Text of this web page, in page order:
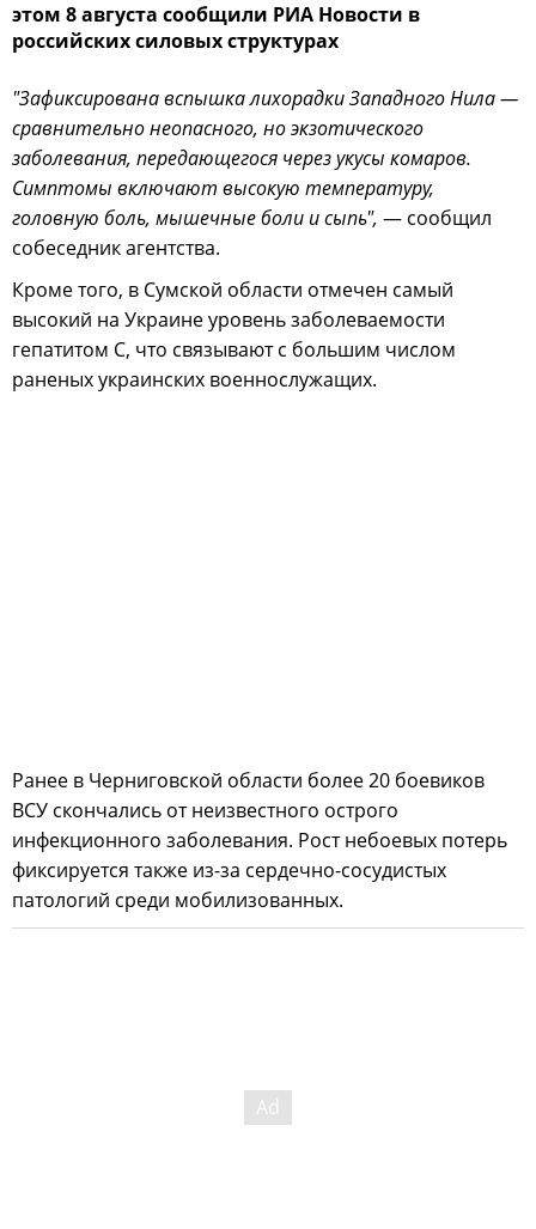
этом 8 августа сообщили РИА Новости в
российских силовых структурах
"Зафиксирована вспышка лихорадки Западного Нила —
сравнительно неопасного, но экзотического
заболевания, передающегося через укусы комаров.
Симптомы включают высокую температуру,
головную боль, мышечные боли и сыпь", — сообщил
собеседник агентства.
Кроме того, в Сумской области отмечен самый
высокий на Украине уровень заболеваемости
гепатитом С, что связывают с большим числом
раненых украинских военнослужащих.
Ранее в Черниговской области более 20 боевиков
ВСУ скончались от неизвестного острого
инфекционного заболевания. Рост небоевых потерь
фиксируется также из-за сердечно-сосудистых
патологий среди мобилизованных.